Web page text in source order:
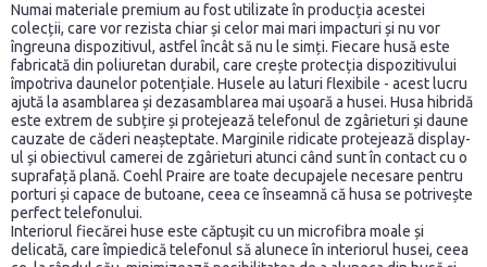
Numai materiale premium au fost utilizate în producția acestei
colecții, care vor rezista chiar și celor mai mari impacturi și nu vor
îngreuna dispozitivul, astfel încât să nu le simți. Fiecare husă este
fabricată din poliuretan durabil, care crește protecția dispozitivului
împotriva daunelor potențiale. Husele au laturi flexibile - acest lucru
ajută la asamblarea și dezasamblarea mai ușoară a husei. Husa hibridă
este extrem de subțire și protejează telefonul de zgârieturi și daune
cauzate de căderi neașteptate. Marginile ridicate protejează display-
ul și obiectivul camerei de zgârieturi atunci când sunt în contact cu o
suprafață plană. Coehl Praire are toate decupajele necesare pentru
porturi și capace de butoane, ceea ce înseamnă că husa se potrivește
perfect telefonului.
Interiorul fiecărei huse este căptușit cu un microfibra moale și
delicată, care împiedică telefonul să alunece în interiorul husei, ceea